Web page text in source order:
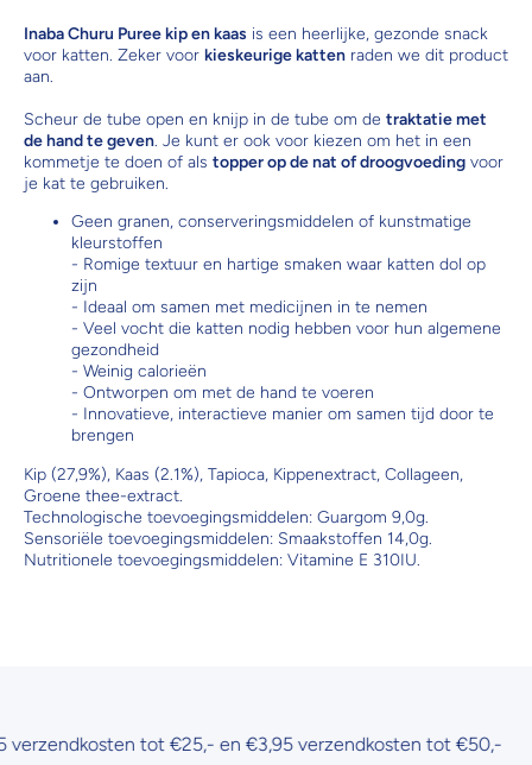
Inaba Churu Puree kip en kaas is een heerlijke, gezonde snack
voor katten. Zeker voor kieskeurige katten raden we dit product
aan.
Scheur de tube open en knijp in de tube om de traktatie met
de hand te geven. Je kunt er ook voor kiezen om het in een
kommetje te doen of als topper op de nat of droogvoeding voor
je kat te gebruiken.
Geen granen, conserveringsmiddelen of kunstmatige
kleurstoffen
- Romige textuur en hartige smaken waar katten dol op
zijn
- Ideaal om samen met medicijnen in te nemen
- Veel vocht die katten nodig hebben voor hun algemene
gezondheid
- Weinig calorieën
- Ontworpen om met de hand te voeren
- Innovatieve, interactieve manier om samen tijd door te
brengen
Kip (27,9%), Kaas (2.1%), Tapioca, Kippenextract, Collageen,
Groene thee-extract.
Technologische toevoegingsmiddelen: Guargom 9,0g.
Sensoriële toevoegingsmiddelen: Smaakstoffen 14,0g.
Nutritionele toevoegingsmiddelen: Vitamine E 310IU.
tot €25,- en €3,95 verzendkosten tot €50,-